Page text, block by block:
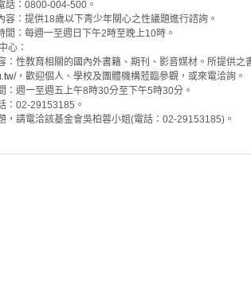
004-500。
18歲以下青少年關心之性議題進行諮詢。
一至週日下午2時至晚上10時。
：
育相關的國內外書籍、期刊、影音媒材。所提供之書
，歡迎個人、學校及團體機構蒞臨參觀，或來電洽詢。
至週五上午8時30分至下午5時30分。
29153185。
電洽該基金會吳柏蓉小姐(電話：02-29153185)。